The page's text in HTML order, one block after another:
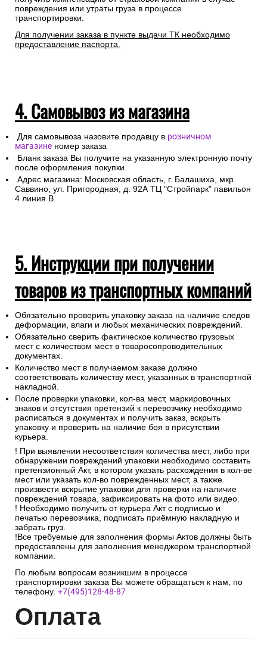
повреждения или утраты груза в процессе
транспортировки.
Для получении заказа в пункте выдачи ТК необходимо
предоставление паспорта.
4. Самовывоз из магазина
Для самовывоза назовите продавцу в розничном
магазине номер заказа
Бланк заказа Вы получите на указанную электронную почту
после оформления покупки.
Адрес магазина: Московская область, г. Балашиха, мкр.
Саввино, ул. Пригородная, д. 92А ТЦ "Стройпарк" павильон
4 линия В.
5. Инструкции при получении
товаров из транспортных компаний
Обязательно проверить упаковку заказа на наличие следов
деформации, влаги и любых механических повреждений.
Обязательно сверить фактическое количество грузовых
мест с количеством мест в товаросопроводительных
документах.
Количество мест в получаемом заказе должно
соответствовать количеству мест, указанных в транспортной
накладной.
После проверки упаковки, кол-ва мест, маркировочных
знаков и отсутствия претензий к перевозчику необходимо
расписаться в документах и получить заказ, вскрыть
упаковку и проверить на наличие боя в присутствии
курьера.
! При выявлении несоответствия количества мест, либо при
обнаружении повреждений упаковки необходимо составить
претензионный Акт, в котором указать расхождения в кол-ве
мест или указать кол-во поврежденных мест, а также
произвести вскрытие упаковки для проверки на наличие
повреждений товара, зафиксировать на фото или видео.
! Необходимо получить от курьера Акт с подписью и
печатью перевозчика, подписать приёмную накладную и
забрать груз.
!Все требуемые для заполнения формы Актов должны быть
предоставлены для заполнения менеджером транспортной
компании.
По любым вопросам возникшим в процессе
транспортировки заказа Вы можете обращаться к нам, по
телефону. +7(495)128-48-87
Оплата